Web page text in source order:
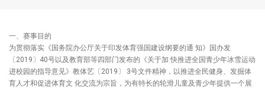
一、赛事目的
为贯彻落实《国务院办公厅关于印发体育强国建设纲要的通 知》国办发
〔2019〕40号以及教育部等四部门发布的《关于加 快推进全国青少年冰雪运动
进校园的指导意见》教体艺〔2019〕 3号文件精神，以推进全民健身、发掘体
育人才和促进体育文 化交流为宗旨，为有特长的轮滑儿童及青少年提供一个展